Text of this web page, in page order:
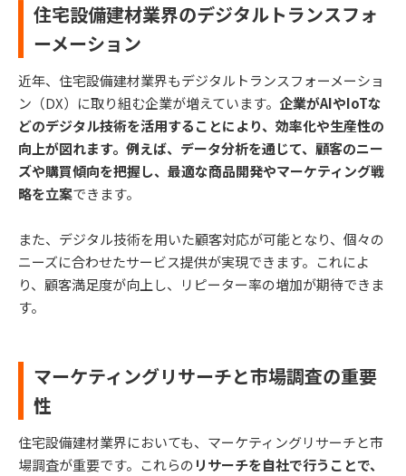
住宅設備建材業界のデジタルトランスフォ
ーメーション
近年、住宅設備建材業界もデジタルトランスフォーメーショ
ン（DX）に取り組む企業が増えています。 企業がAIやIoTな
どのデジタル技術を活用することにより、効率化や生産性の
向上が図れます。例えば、データ分析を通じて、顧客のニー
ズや購買傾向を把握し、最適な商品開発やマーケティング戦
略を立案できます。
また、デジタル技術を用いた顧客対応が可能となり、個々の
ニーズに合わせたサービス提供が実現できます。これによ
り、顧客満足度が向上し、リピーター率の増加が期待できま
す。
マーケティングリサーチと市場調査の重要
性
住宅設備建材業界においても、マーケティングリサーチと市
場調査が重要です。これらのリサーチを自社で行うことで、